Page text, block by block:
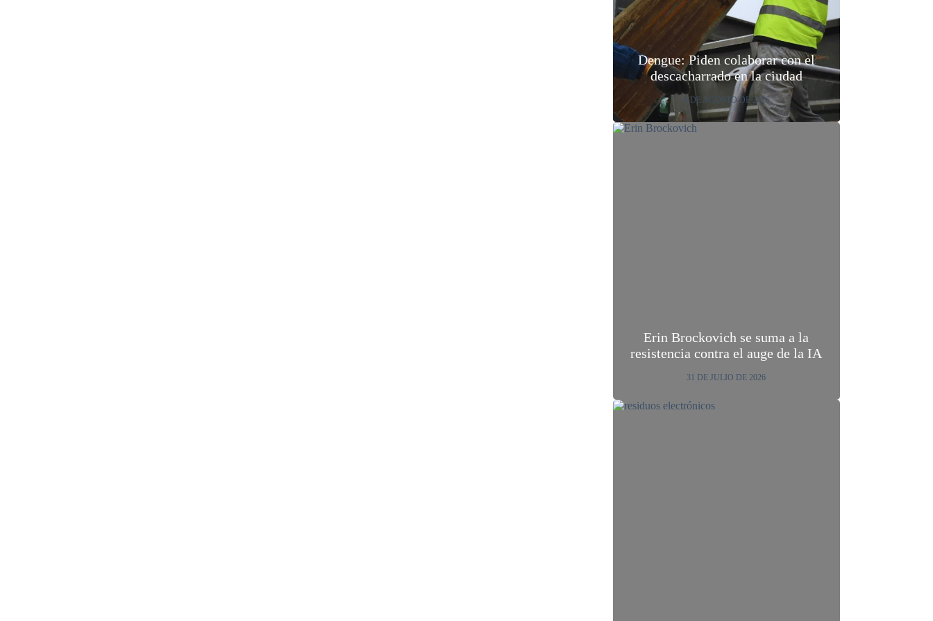
Dengue: Piden colaborar con el
descacharrado en la ciudad
4 DE AGOSTO DE 2026
Erin Brockovich se suma a la
resistencia contra el auge de la IA
31 DE JULIO DE 2026